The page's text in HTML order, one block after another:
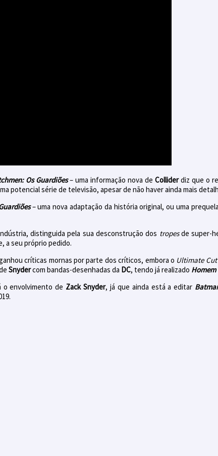
Os Guardiões– uma informação nova de Colliderdiz que o
potencial série de televisão, apesar de não haver ainda mais
– uma nova adaptação da história original, ou uma
distinguida pela sua desconstrução dos tropesde super-
a seu próprio pedido.
críticas mornas por parte dos críticos, embora o Ultimate Cut
Snydercom bandas-desenhadas da DC, tendo já realizado Homem
o envolvimento de Zack Snyder, já que ainda está a editar